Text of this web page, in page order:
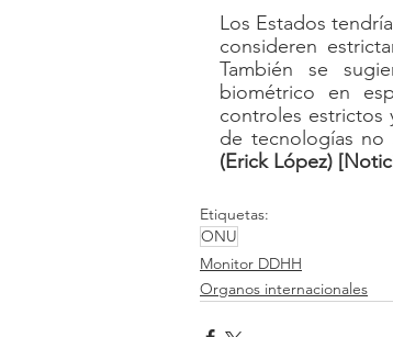
Los Estados
consideren
También se
biométrico en
controles estrictos
(Erick López)
Etiquetas:
ONU
Monitor DDHH
Organos internacionales